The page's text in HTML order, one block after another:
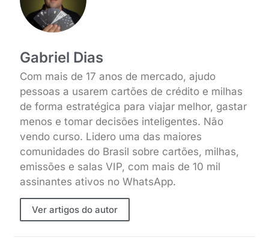
Gabriel Dias
Com mais de 17 anos de mercado, ajudo
pessoas a usarem cartões de crédito e milhas
de forma estratégica para viajar melhor, gastar
menos e tomar decisões inteligentes. Não
vendo curso. Lidero uma das maiores
comunidades do Brasil sobre cartões, milhas,
emissões e salas VIP, com mais de 10 mil
assinantes ativos no WhatsApp.
Ver artigos do autor